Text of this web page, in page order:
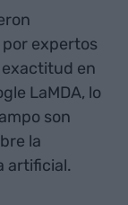
expertos
en
LaMDA, lo
son
la
artificial.